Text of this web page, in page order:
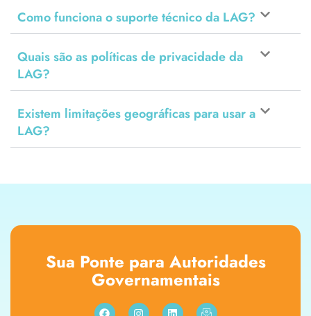
Como funciona o suporte técnico da LAG?
Quais são as políticas de privacidade da
LAG?
Existem limitações geográficas para usar a
LAG?
Sua Ponte para Autoridades
Governamentais